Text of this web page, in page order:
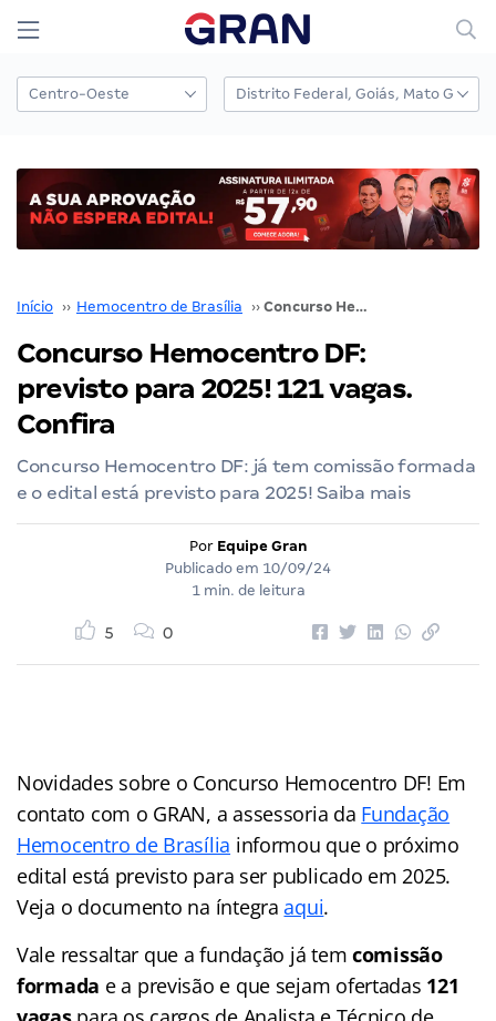
Início ›› Hemocentro de Brasília ›› Concurso Hemocentro DF: previsto para 2025! 121 vagas. Confira
Concurso Hemocentro DF:
previsto para 2025! 121 vagas.
Confira
Concurso Hemocentro DF: já tem comissão formada
e o edital está previsto para 2025! Saiba mais
Por Equipe Gran
Publicado em 10/09/24
1 min. de leitura
5 0
Novidades sobre o Concurso Hemocentro DF! Em
contato com o GRAN, a assessoria da Fundação
Hemocentro de Brasília informou que o próximo
edital está previsto para ser publicado em 2025.
Veja o documento na íntegraaqui.
Vale ressaltar que a fundação já temcomissão
formada e a previsão e que sejam ofertadas 121